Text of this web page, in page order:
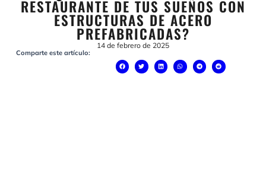
RESTAURANTE DE TUS SUEÑOS CON
ESTRUCTURAS DE ACERO
PREFABRICADAS?
14 de febrero de 2025
Comparte este artículo: